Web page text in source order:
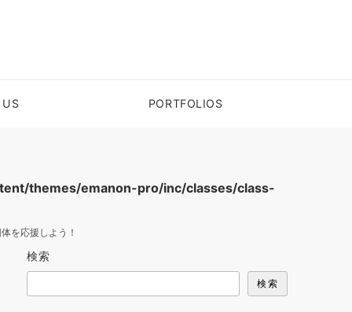
PORTFOLIOS
themes/emanon-pro/inc/classes/class-
を応援しよう！
検索
検索